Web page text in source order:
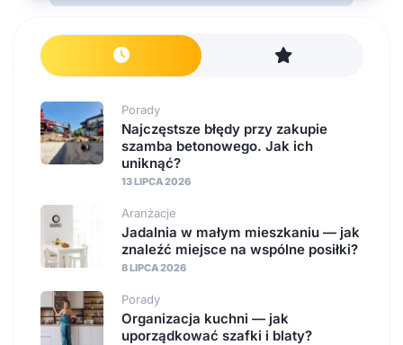
Porady
Najczęstsze błędy przy zakupie
szamba betonowego. Jak ich
uniknąć?
13 LIPCA 2026
Aranżacje
Jadalnia w małym mieszkaniu — jak
znaleźć miejsce na wspólne posiłki?
8 LIPCA 2026
Porady
Organizacja kuchni — jak
uporządkować szafki i blaty?